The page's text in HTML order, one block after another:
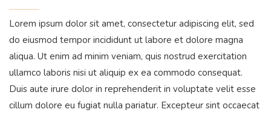
Lorem ipsum dolor sit amet, consectetur adipiscing elit, sed
do eiusmod tempor incididunt ut labore et dolore magna
aliqua. Ut enim ad minim veniam, quis nostrud exercitation
ullamco laboris nisi ut aliquip ex ea commodo consequat.
Duis aute irure dolor in reprehenderit in voluptate velit esse
cillum dolore eu fugiat nulla pariatur. Excepteur sint occaecat